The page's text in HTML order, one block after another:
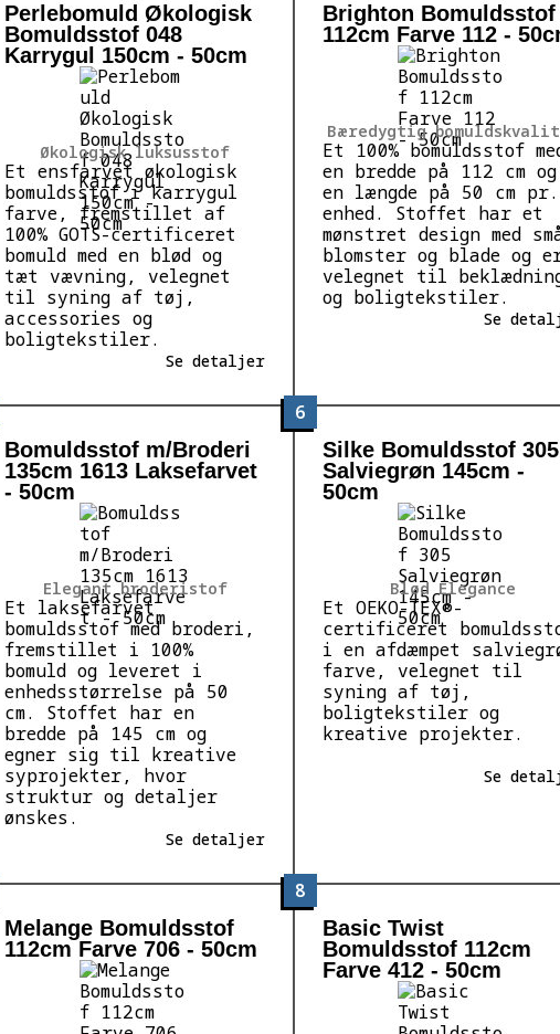
Økologisk luksusstof
Perlebomuld Økologisk
Bomuldsstof 048
Karrygul 150cm - 50cm
Et ensfarvet økologisk
bomuldsstof i karrygul
farve, fremstillet af
100% GOTS-certificeret
bomuld med en blød og
tæt vævning, velegnet
til syning af tøj,
accessories og
boligtekstiler.
Se detaljer
Bæredygtig
Brighton Bomuldsstof
112cm Farve 112 -
Et 100% bomuldsstof
en bredde på 112 cm og
en længde på 50 cm pr.
enhed. Stoffet har et
mønstret design med
blomster og blade og
velegnet til
og boligtekstiler.
Se
Elegant broderistof
Bomuldsstof m/Broderi
135cm 1613 Laksefarvet
- 50cm
Et laksefarvet
bomuldsstof med broderi,
fremstillet i 100%
bomuld og leveret i
enhedsstørrelse på 50
cm. Stoffet har en
bredde på 145 cm og
egner sig til kreative
syprojekter, hvor
struktur og detaljer
ønskes.
Se detaljer
6
Blød Elegance
Silke Bomuldsstof 305
Salviegrøn 145cm -
50cm
Et OEKO-TEX®-
certificeret
i en afdæmpet
farve, velegnet til
syning af tøj,
boligtekstiler og
kreative projekter.
Se
Melange Bomuldsstof
112cm Farve 706 - 50cm
8
Basic Twist
Bomuldsstof 112cm
Farve 412 - 50cm